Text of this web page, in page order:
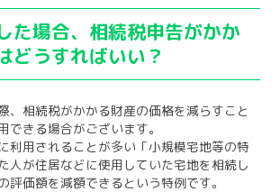
た場合、相続税申告がかか
どうすればいい？
、相続税がかかる財産の価格を減らすこと
できる場合がございます。
利用されることが多い「小規模宅地等の特
人が住居などに使用していた宅地を相続し
評価額を減額できるという特例です。